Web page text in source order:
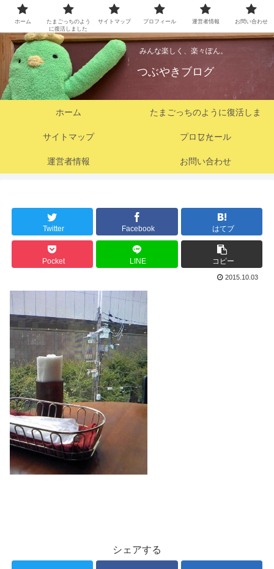
みんな楽しく、楽々ぽん。
つぶやきブログ
ホーム たまごっちのように復活しま
した
サイトマップ プロフィール
運営者情報 お問い合わせ
Twitter Facebook はてブ
Pocket LINE コピー
2015.10.03
シェアする
ホーム
たまごっちのよう
に復活しました
サイトマップ プロフィール 運営者情報 お問い合わせ